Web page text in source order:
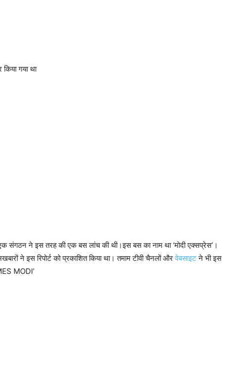
गया था
संगठन ने इस तरह की एक बस लांच की थी।इस बस का नाम था ‘मोदी एक्सप्रेस’।
ने इस रिपोर्ट को प्रकाशित किया था। तमाम टीवी चैनलों औरवेबसाइटने भी इस
MODI’